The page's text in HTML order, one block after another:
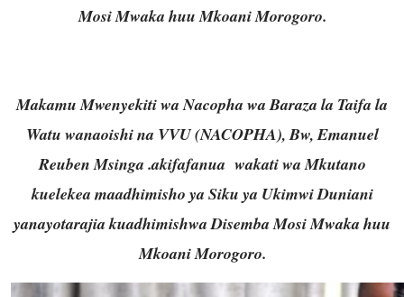
Mosi Mwaka huu Mkoani Morogoro.
Makamu Mwenyekiti wa Nacopha wa Baraza la Taifa la
Watu wanaoishi na VVU (NACOPHA), Bw, Emanuel
Reuben Msinga .akifafanua wakati wa Mkutano
kuelekea maadhimisho ya Siku ya Ukimwi Duniani
yanayotarajia kuadhimishwa Disemba Mosi Mwaka huu
Mkoani Morogoro.